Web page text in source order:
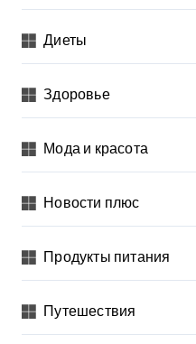
Диеты
Здоровье
Мода и красота
Новости плюс
Продукты питания
Путешествия